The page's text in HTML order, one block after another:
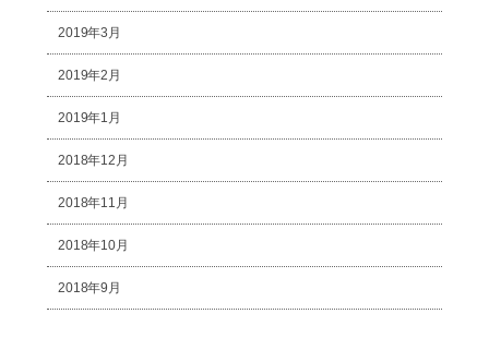
2019年3月
2019年2月
2019年1月
2018年12月
2018年11月
2018年10月
2018年9月